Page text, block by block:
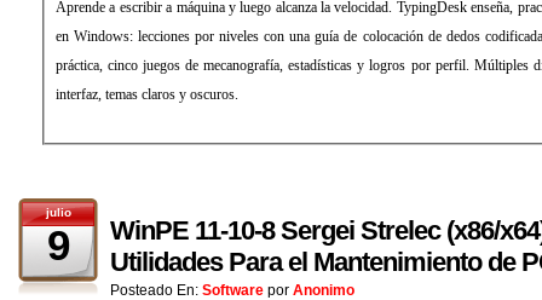
Aprende a escribir a máquina y luego alcanza la velocidad. TypingDesk enseña,
en Windows: lecciones por niveles con una guía de colocación de dedos
práctica, cinco juegos de mecanografía, estadísticas y logros por perfil. Múltiples
interfaz, temas claros y oscuros.
julio
9
WinPE 11-10-8 Sergei Strelec (x86/
Utilidades Para el Mantenimiento de
Posteado En: Software por Anonimo